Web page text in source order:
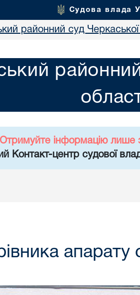
Судова влада
районний суд Черкаської
Отримуйте інформацію лише
Контакт-центр судової